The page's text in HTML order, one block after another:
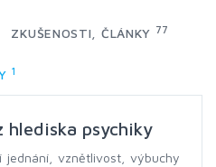
ZKUŠENOSTI, ČLÁNKY 77
1
hlediska psychiky
jednání, vznětlivost, výbuchy